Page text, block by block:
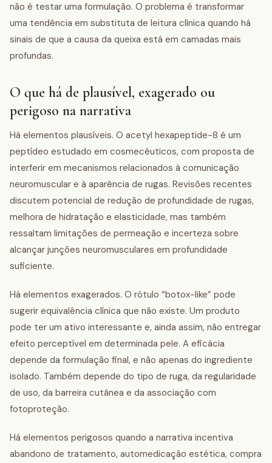
não é testar uma formulação. O problema é transformar
uma tendência em substituta de leitura clínica quando há
sinais de que a causa da queixa está em camadas mais
profundas.
O que há de plausível, exagerado ou
perigoso na narrativa
Há elementos plausíveis. O acetyl hexapeptide-8 é um
peptídeo estudado em cosmecêuticos, com proposta de
interferir em mecanismos relacionados à comunicação
neuromuscular e à aparência de rugas. Revisões recentes
discutem potencial de redução de profundidade de rugas,
melhora de hidratação e elasticidade, mas também
ressaltam limitações de permeação e incerteza sobre
alcançar junções neuromusculares em profundidade
suficiente.
Há elementos exagerados. O rótulo “botox-like” pode
sugerir equivalência clínica que não existe. Um produto
pode ter um ativo interessante e, ainda assim, não entregar
efeito perceptível em determinada pele. A eficácia
depende da formulação final, e não apenas do ingrediente
isolado. Também depende do tipo de ruga, da regularidade
de uso, da barreira cutânea e da associação com
fotoproteção.
Há elementos perigosos quando a narrativa incentiva
abandono de tratamento, automedicação estética, compra